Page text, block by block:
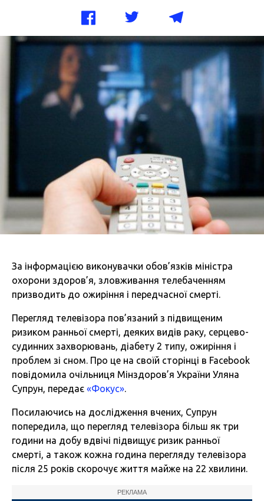
За інформацією виконувачки обов’язків міністра
охорони здоров’я, зловживання телебаченням
призводить до ожиріння і передчасної смерті.
Перегляд телевізора пов’язаний з підвищеним
ризиком ранньої смерті, деяких видів раку, серцево-
судинних захворювань, діабету 2 типу, ожиріння і
проблем зі сном. Про це на своїй сторінці в Facebook
повідомила очільниця Мінздоров’я України Уляна
Супрун, передає «Фокус».
Посилаючись на дослідження вчених, Супрун
попередила, що перегляд телевізора більш як три
години на добу вдвічі підвищує ризик ранньої
смерті, а також кожна година перегляду телевізора
після 25 років скорочує життя майже на 22 хвилини.
РЕКЛАМА